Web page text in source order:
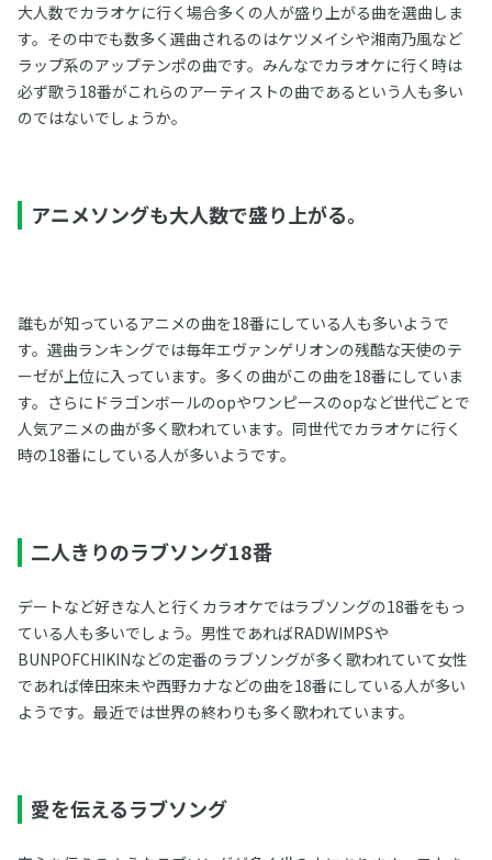
大人数でカラオケに行く場合多くの人が盛り上がる曲を選曲しま
す。その中でも数多く選曲されるのはケツメイシや湘南乃風など
ラップ系のアップテンポの曲です。みんなでカラオケに行く時は
必ず歌う18番がこれらのアーティストの曲であるという人も多い
のではないでしょうか。
アニメソングも大人数で盛り上がる。
誰もが知っているアニメの曲を18番にしている人も多いようで
す。選曲ランキングでは毎年エヴァンゲリオンの残酷な天使のテ
ーゼが上位に入っています。多くの曲がこの曲を18番にしていま
す。さらにドラゴンボールのopやワンピースのopなど世代ごとで
人気アニメの曲が多く歌われています。同世代でカラオケに行く
時の18番にしている人が多いようです。
二人きりのラブソング18番
デートなど好きな人と行くカラオケではラブソングの18番をもっ
ている人も多いでしょう。男性であればRADWIMPSや
BUNPOFCHIKINなどの定番のラブソングが多く歌われていて女性
であれば倖田來未や西野カナなどの曲を18番にしている人が多い
ようです。最近では世界の終わりも多く歌われています。
愛を伝えるラブソング